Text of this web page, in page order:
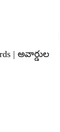
| అవార్డుల